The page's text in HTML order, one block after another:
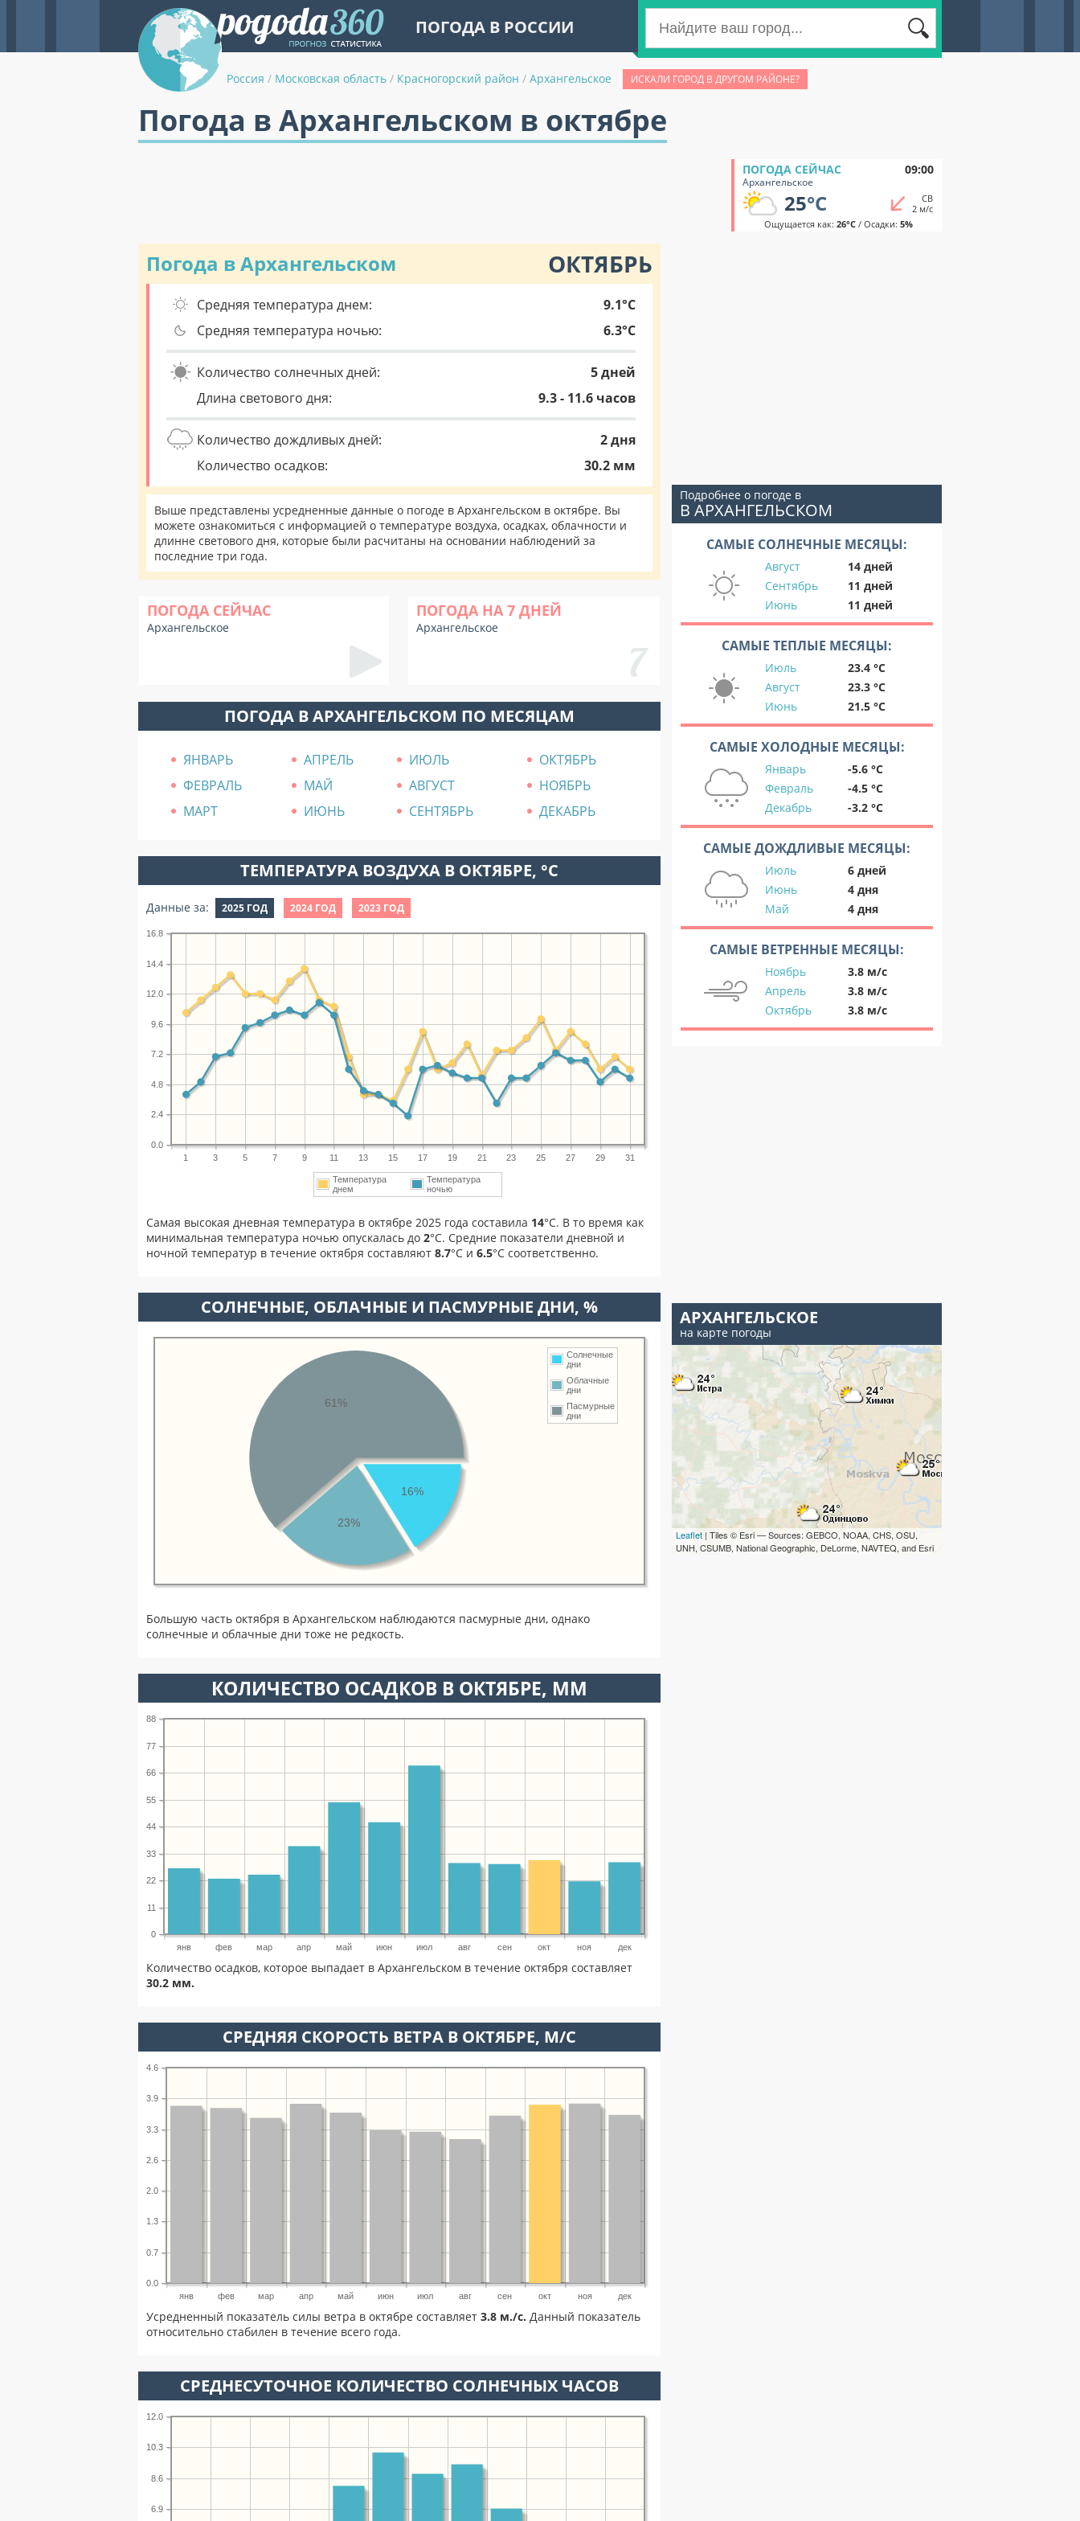
ПОГОДА В РОССИИ
Россия / Московская область / Красногорский район / Архангельское ИСКАЛИ ГОРОД В ДРУГОМ РАЙОНЕ?
Погода в Архангельском в октябре
ПОГОДА СЕЙЧАС 09:00
Архангельское
25°C
СВ
2 м/с
Ощущается как: 26°C/ Осадки: 5%
Погода в Архангельском ОКТЯБРЬ
Средняя температура днем:
9.1°C
Средняя температура ночью:
6.3°C
Количество солнечных дней:
5 дней
Длина светового дня:
9.3 - 11.6 часов
Количество дождливых дней:
2 дня
Количество осадков:
30.2 мм
Выше представлены усредненные данные о погоде в Архангельском в октябре. Вы
можете ознакомиться с информацией о температуре воздуха, осадках, облачности и
длинне светового дня, которые были расчитаны на основании наблюдений за
последние три года.
ПОГОДА СЕЙЧАС
Архангельское
ПОГОДА НА 7 ДНЕЙ
Архангельское
ПОГОДА В АРХАНГЕЛЬСКОМ ПО МЕСЯЦАМ
ЯНВАРЬ АПРЕЛЬ ИЮЛЬ
ОКТЯБРЬ
ФЕВРАЛЬ
МАЙ АВГУСТ
НОЯБРЬ
МАРТ
ИЮНЬ СЕНТЯБРЬ ДЕКАБРЬ
ТЕМПЕРАТУРА ВОЗДУХА В ОКТЯБРЕ, °C
Данные за: 2025 ГОД 2024 ГОД 2023 ГОД
1 3 5 7 9 11 13 15 17 19 21 23 25 27 29 31
0.0
2.4
4.8
7.2
9.6
12.0
14.4
16.8
Температура
днем
Температура
ночью
Самая высокая дневная температура в октябре 2025 года составила 14°С. В то время как
минимальная температура ночью опускалась до 2°C. Средние показатели дневной и
ночной температур в течение октября составляют 8.7°С и 6.5°С соответственно.
CОЛНЕЧНЫЕ, ОБЛАЧНЫЕ И ПАСМУРНЫЕ ДНИ, %
Солнечные
дни
Облачные
дни
Пасмурные
дни
16%
23%
61%
Большую часть октября в Архангельском наблюдаются пасмурные дни, однако
солнечные и облачные дни тоже не редкость.
КОЛИЧЕСТВО ОСАДКОВ В ОКТЯБРЕ, ММ
янв фев мар апр май июн июл авг сен окт ноя дек
0
11
22
33
44
55
66
77
88
Количество осадков, которое выпадает в Архангельском в течение октября составляет
30.2 мм.
СРЕДНЯЯ СКОРОСТЬ ВЕТРА В ОКТЯБРЕ, М/С
янв фев мар апр май июн июл авг сен окт ноя дек
0.0
0.7
1.3
2.0
2.6
3.3
3.9
4.6
Усредненный показатель силы ветра в октябре составляет 3.8 м./с. Данный показатель
относительно стабилен в течение всего года.
СРЕДНЕСУТОЧНОЕ КОЛИЧЕСТВО СОЛНЕЧНЫХ ЧАСОВ
6.9
8.6
10.3
12.0
Подробнее о погоде в
В АРХАНГЕЛЬСКОМ
САМЫЕ СОЛНЕЧНЫЕ МЕСЯЦЫ:
Август
14 дней
Сентябрь
11 дней
Июнь
11 дней
САМЫЕ ТЕПЛЫЕ МЕСЯЦЫ:
Июль
23.4 °C
Август
23.3 °C
Июнь
21.5 °C
САМЫЕ ХОЛОДНЫЕ МЕСЯЦЫ:
Январь
-5.6 °C
Февраль
-4.5 °C
Декабрь
-3.2 °C
САМЫЕ ДОЖДЛИВЫЕ МЕСЯЦЫ:
Июль
6 дней
Июнь
4 дня
Май
4 дня
САМЫЕ ВЕТРЕННЫЕ МЕСЯЦЫ:
Ноябрь
3.8 м/с
Апрель
3.8 м/с
Октябрь
3.8 м/с
АРХАНГЕЛЬСКОЕ
на карте погоды
Leaflet | Tiles © Esri — Sources: GEBCO, NOAA, CHS, OSU,
UNH, CSUMB, National Geographic, DeLorme, NAVTEQ, and Esri